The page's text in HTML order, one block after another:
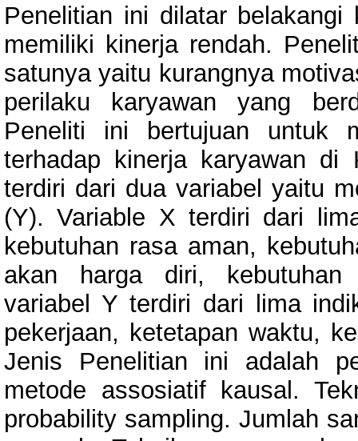
Penelitian ini dilatar
memiliki kinerja rendah.
satunya yaitu kurangnya
perilaku karyawan yang
Peneliti ini bertujuan untuk
terhadap kinerja karyawan di
terdiri dari dua variabel yaitu
(Y). Variable X terdiri dari
kebutuhan rasa aman,
akan harga diri, kebutuhan
variabel Y terdiri dari lima
pekerjaan, ketetapan waktu,
Jenis Penelitian ini adalah
metode assosiatif kausal.
probability sampling. Jumlah